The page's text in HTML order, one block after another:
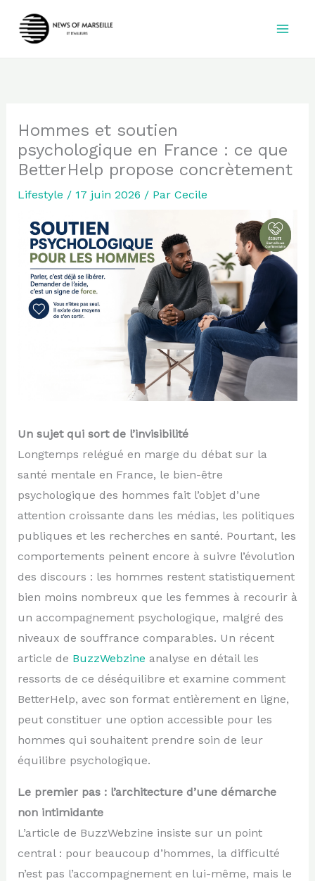
Hommes et soutien
psychologique en France : ce que
BetterHelp propose concrètement
Lifestyle / 17 juin 2026 / Par Cecile
Un sujet qui sort de l’invisibilité
Longtemps relégué en marge du débat sur la
santé mentale en France, le bien-être
psychologique des hommes fait l’objet d’une
attention croissante dans les médias, les politiques
publiques et les recherches en santé. Pourtant, les
comportements peinent encore à suivre l’évolution
des discours : les hommes restent statistiquement
bien moins nombreux que les femmes à recourir à
un accompagnement psychologique, malgré des
niveaux de souffrance comparables. Un récent
article de BuzzWebzine analyse en détail les
ressorts de ce déséquilibre et examine comment
BetterHelp, avec son format entièrement en ligne,
peut constituer une option accessible pour les
hommes qui souhaitent prendre soin de leur
équilibre psychologique.
Le premier pas : l’architecture d’une démarche
non intimidante
L’article de BuzzWebzine insiste sur un point
central : pour beaucoup d’hommes, la difficulté
n’est pas l’accompagnement en lui-même, mais le